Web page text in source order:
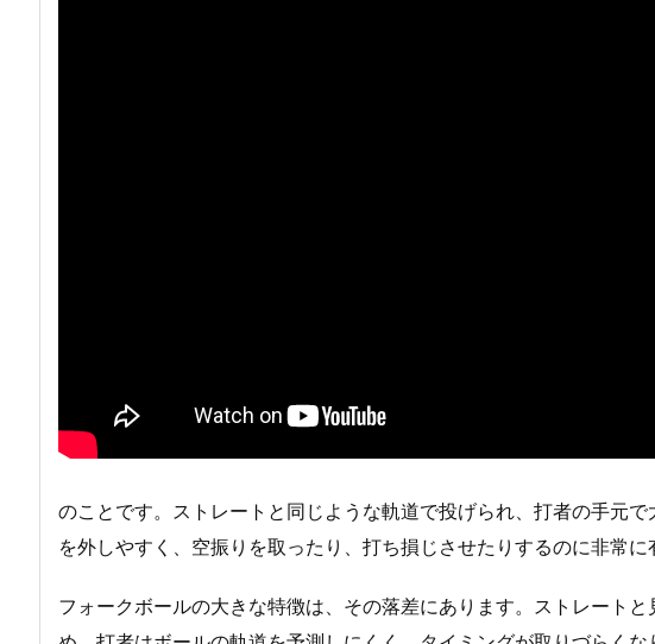
のことです。ストレートと同じような軌道で投げられ、打者の手元
を外しやすく、空振りを取ったり、打ち損じさせたりするのに非常に
フォークボールの大きな特徴は、その落差にあります。ストレート